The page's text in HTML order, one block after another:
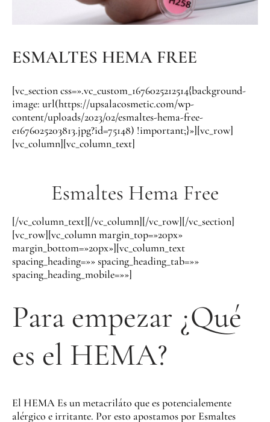
ESMALTES HEMA FREE
[vc_section css=».vc_custom_1676025212514{background-
image: url(https://upsalacosmetic.com/wp-
content/uploads/2023/02/esmaltes-hema-free-
e1676025203813.jpg?id=75148) !important;}»][vc_row]
[vc_column][vc_column_text]
Esmaltes Hema Free
[/vc_column_text][/vc_column][/vc_row][/vc_section]
[vc_row][vc_column margin_top=»20px»
margin_bottom=»20px»][vc_column_text
spacing_heading=»» spacing_heading_tab=»»
spacing_heading_mobile=»»]
Para empezar ¿Qué
es el HEMA?
El HEMA Es un metacriláto que es potencialemente
alérgico e irritante. Por esto apostamos por Esmaltes